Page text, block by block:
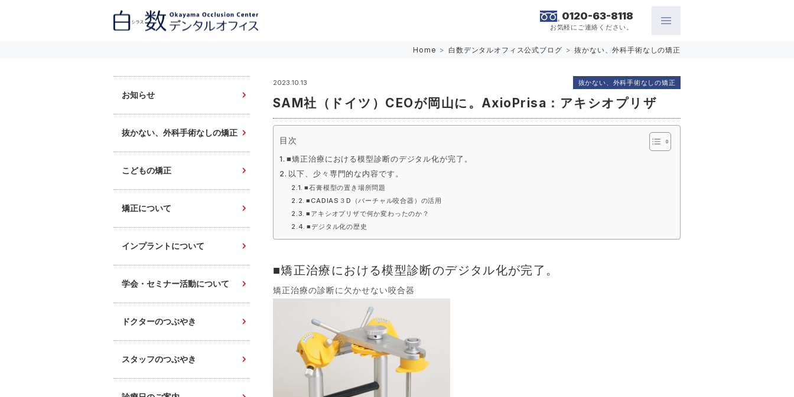
0120-63-8118
お気軽にご連絡ください。
Home > 白数デンタルオフィス公式ブログ > 抜かない、外科手術なしの矯正
2023.10.13
SAM社（ドイツ）CEOが岡山に。AxioPrisa：アキシオプリザ
抜かない、外科手術なしの矯正
目次
■矯正治療における模型診断のデジタル化が完了。
以下、少々専門的な内容です。
■石膏模型の置き場所問題
■CADIAS３D（バーチャル咬合器）の活用
■アキシオプリザで何か変わったのか？
■デジタル化の歴史
■矯正治療における模型診断のデジタル化が完了。
矯正治療の診断に欠かせない咬合器
お知らせ
抜かない、外科手術なしの矯正
こどもの矯正
矯正について
インプラントについて
学会・セミナー活動について
ドクターのつぶやき
スタッフのつぶやき